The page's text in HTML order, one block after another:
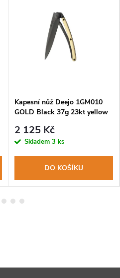
Kapesní nůž Deejo 1GM010
GOLD Black 37g 23kt yellow
2 125 Kč
Skladem 3 ks
DO KOŠÍKU